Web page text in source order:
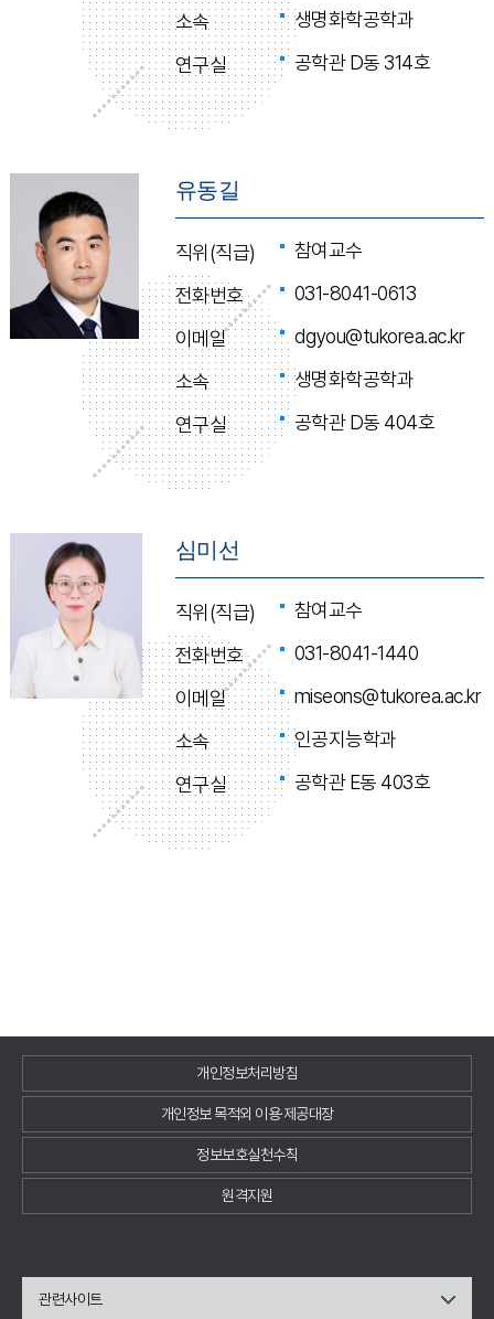
소속
생명화학공학과
연구실
공학관 D동 314호
유동길
직위(직급)
참여교수
전화번호
031-8041-0613
이메일
dgyou@tukorea.ac.kr
소속
생명화학공학과
연구실
공학관 D동 404호
심미선
직위(직급)
참여교수
전화번호
031-8041-1440
이메일
miseons@tukorea.ac.kr
소속
인공지능학과
연구실
공학관 E동 403호
개인정보처리방침
개인정보 목적외 이용·제공대장
정보보호실천수칙
원격지원
관련사이트